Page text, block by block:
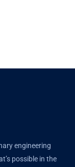
engineering
possible in the